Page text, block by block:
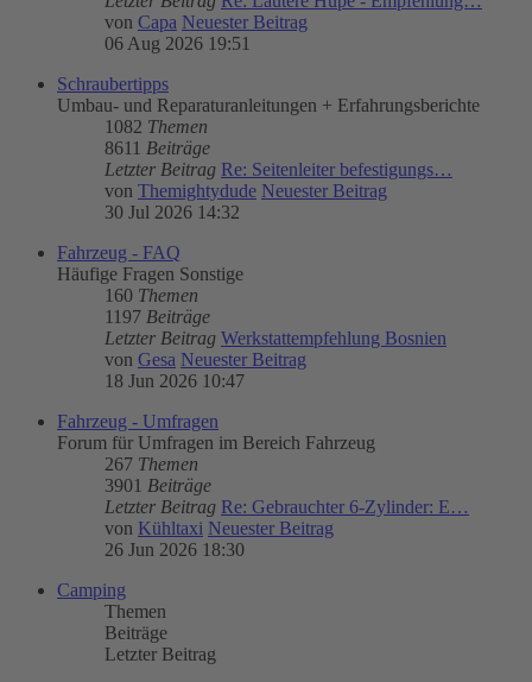
von Capa Neuester Beitrag
06 Aug 2026 19:51
Schraubertipps
Umbau- und Reparaturanleitungen + Erfahrungsberichte
1082 Themen
8611 Beiträge
Letzter Beitrag Re: Seitenleiter befestigungs…
von Themightydude Neuester Beitrag
30 Jul 2026 14:32
Fahrzeug - FAQ
Häufige Fragen Sonstige
160 Themen
1197 Beiträge
Letzter Beitrag Werkstattempfehlung Bosnien
von Gesa Neuester Beitrag
18 Jun 2026 10:47
Fahrzeug - Umfragen
Forum für Umfragen im Bereich Fahrzeug
267 Themen
3901 Beiträge
Letzter Beitrag Re: Gebrauchter 6-Zylinder: E…
von Kühltaxi Neuester Beitrag
26 Jun 2026 18:30
Camping
Themen
Beiträge
Letzter Beitrag